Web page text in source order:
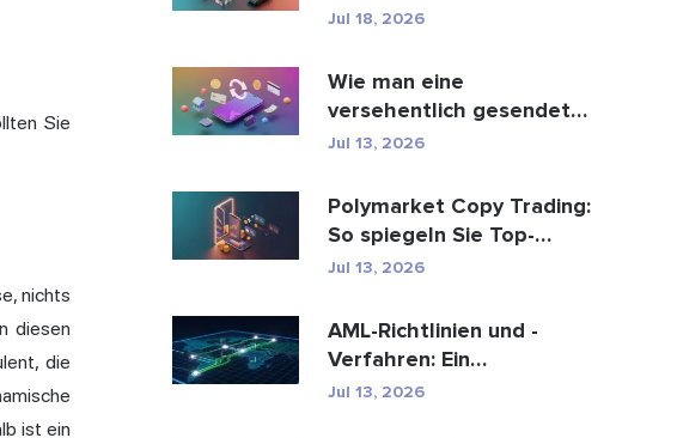
Sie
nichts
diesen
die
ist ein
Milliarden Dollar sc...
Jul 18, 2026
Wie man eine
versehentlich gesendete
M-Pesa-Transaktion
Jul 13, 2026
Polymarket Copy Trading:
So spiegeln Sie Top-
Wallets sicher
Jul 13, 2026
AML-Richtlinien und -
Verfahren: Ein
vollständiger Leitfaden
Jul 13, 2026